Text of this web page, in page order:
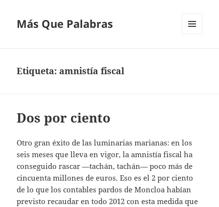
Más Que Palabras
Etiqueta: amnistía fiscal
Dos por ciento
Otro gran éxito de las luminarias marianas: en los
seis meses que lleva en vigor, la amnistía fiscal ha
conseguido rascar —tachán, tachán— poco más de
cincuenta millones de euros. Eso es el 2 por ciento
de lo que los contables pardos de Moncloa habían
previsto recaudar en todo 2012 con esta medida que